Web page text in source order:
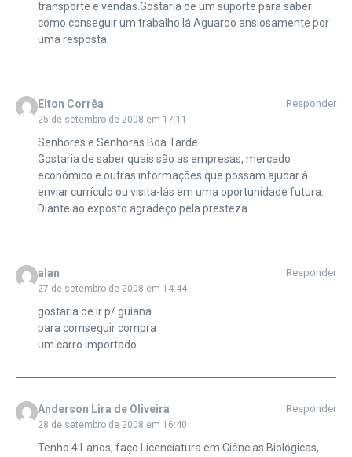
transporte e vendas.Gostaria de um suporte para saber
como conseguir um trabalho lá.Aguardo ansiosamente por
uma resposta
Elton Corrêa
25 de setembro de 2008 em 17:11
Responder
Senhores e Senhoras.Boa Tarde.
Gostaria de saber quais são as empresas, mercado
econômico e outras informações que possam ajudar à
enviar currículo ou visita-lás em uma oportunidade futura.
Diante ao exposto agradeço pela presteza.
alan
27 de setembro de 2008 em 14:44
Responder
gostaria de ir p/ guiana
para comseguir compra
um carro importado
Anderson Lira de Oliveira
28 de setembro de 2008 em 16:40
Responder
Tenho 41 anos, faço Licenciatura em Ciências Biológicas,